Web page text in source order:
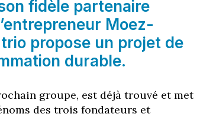
fidèle partenaire
Moez-
propose un projet de
durable.
groupe, est déjà trouvé et met
des trois fondateurs et